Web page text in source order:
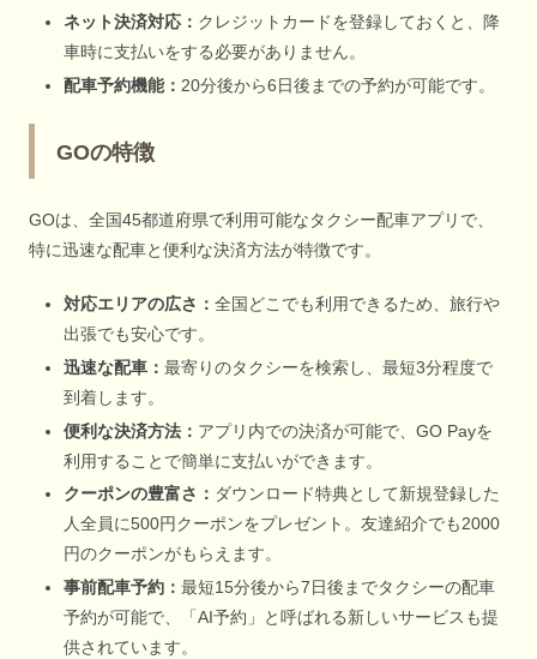
ネット決済対応： クレジットカードを登録しておくと、降
車時に支払いをする必要がありません。
配車予約機能： 20分後から6日後までの予約が可能です。
GOの特徴
GOは、全国45都道府県で利用可能なタクシー配車アプリで、
特に迅速な配車と便利な決済方法が特徴です。
対応エリアの広さ： 全国どこでも利用できるため、旅行や
出張でも安心です。
迅速な配車： 最寄りのタクシーを検索し、最短3分程度で
到着します。
便利な決済方法： アプリ内での決済が可能で、GO Payを
利用することで簡単に支払いができます。
クーポンの豊富さ： ダウンロード特典として新規登録した
人全員に500円クーポンをプレゼント。友達紹介でも2000
円のクーポンがもらえます。
事前配車予約： 最短15分後から7日後までタクシーの配車
予約が可能で、「AI予約」と呼ばれる新しいサービスも提
供されています。